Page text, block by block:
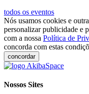
todos os eventos
Nós usamos cookies e
personalizar publicidade e
com a nossa Política de
concorda com estas
concordar
Nossos Sites